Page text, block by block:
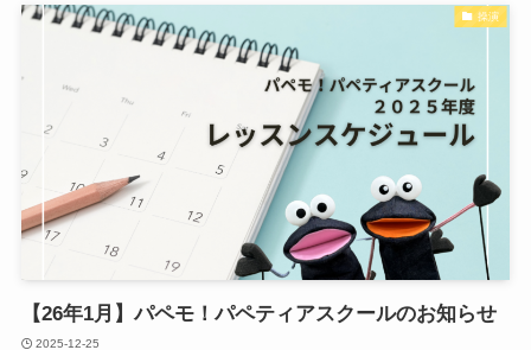
操演
【26年1月】パペモ！パペティアスクールのお知らせ
2025-12-25